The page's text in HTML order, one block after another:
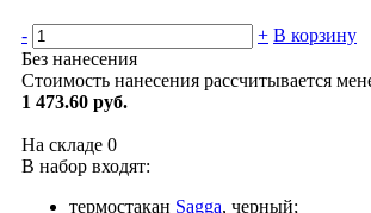
- + В корзину
Без нанесения
Стоимость нанесения рассчитывается
1 473.60 руб.
На складе 0
В набор входят:
термостакан Sagga, черный;